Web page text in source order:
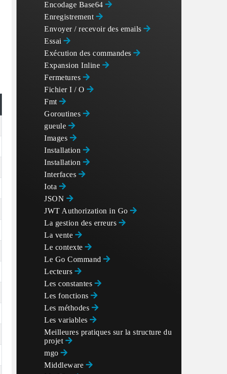
Encodage Base64
Enregistrement
Envoyer / recevoir des emails
Essai
Exécution des commandes
Expansion Inline
Fermetures
Fichier I / O
Fmt
Goroutines
gueule
Images
Installation
Installation
Interfaces
Iota
JSON
JWT Authorization in Go
La gestion des erreurs
La vente
Le contexte
Le Go Command
Lecteurs
Les constantes
Les fonctions
Les méthodes
Les variables
Meilleures pratiques sur la structure du
projet
mgo
Middleware